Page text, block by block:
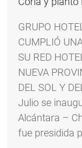
GRUPO
CUMPLIÓ
SU RED
NUEVA
DEL SOL Y
Julio se
Alcántara –
fue presidida